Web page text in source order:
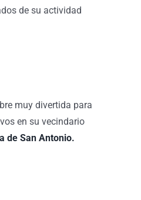
de su actividad
muy divertida para
en su vecindario
de San Antonio.